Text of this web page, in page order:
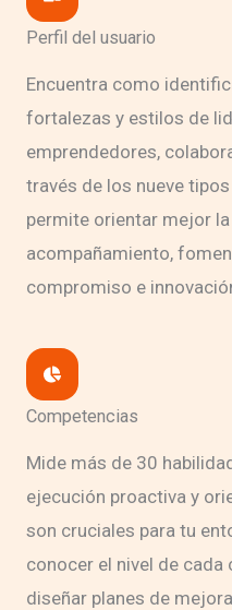
Perfil del usuario
Encuentra como
fortalezas y estilos de
emprendedores,
través de los nueve
permite orientar mejor
acompañamiento,
compromiso e
Competencias
Mide más de 30
ejecución proactiva y
son cruciales para tu
conocer el nivel de cada
diseñar planes de